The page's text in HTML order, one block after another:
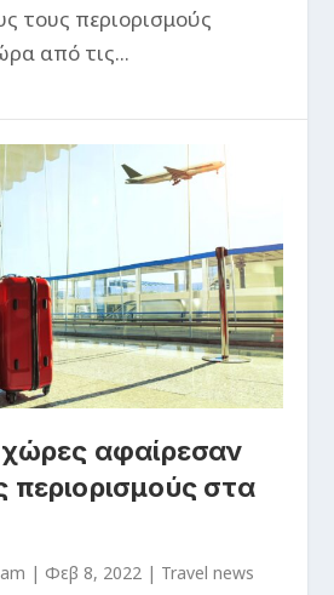
τους περιορισμούς
από τις...
αφαίρεσαν
περιορισμούς στα
| Φεβ 8, 2022 | Travel news